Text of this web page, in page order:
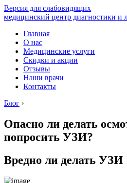
Версия для слабовидящих
медицинский центр диагностики и
Главная
О нас
Медицинские услуги
Скидки и акции
Отзывы
Наши врачи
Контакты
Блог ›
Опасно ли делать
попросить УЗИ?
Вредно ли делать УЗИ